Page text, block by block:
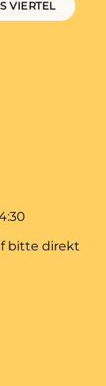
VIERTEL
bitte direkt